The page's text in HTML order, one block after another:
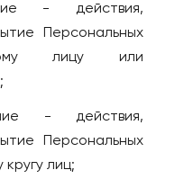
- действия,
Персональных
лицу или
- действия,
Персональных
лиц;